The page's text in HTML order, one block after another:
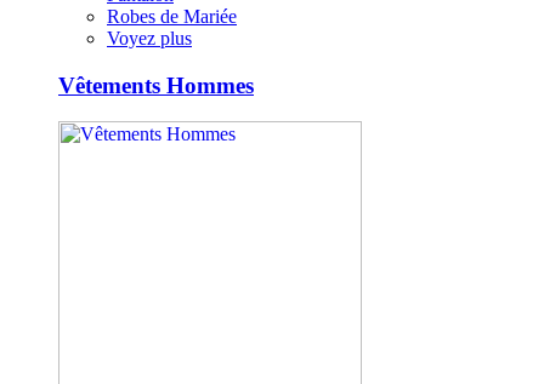
Robes de Mariée
Voyez plus
Vêtements Hommes